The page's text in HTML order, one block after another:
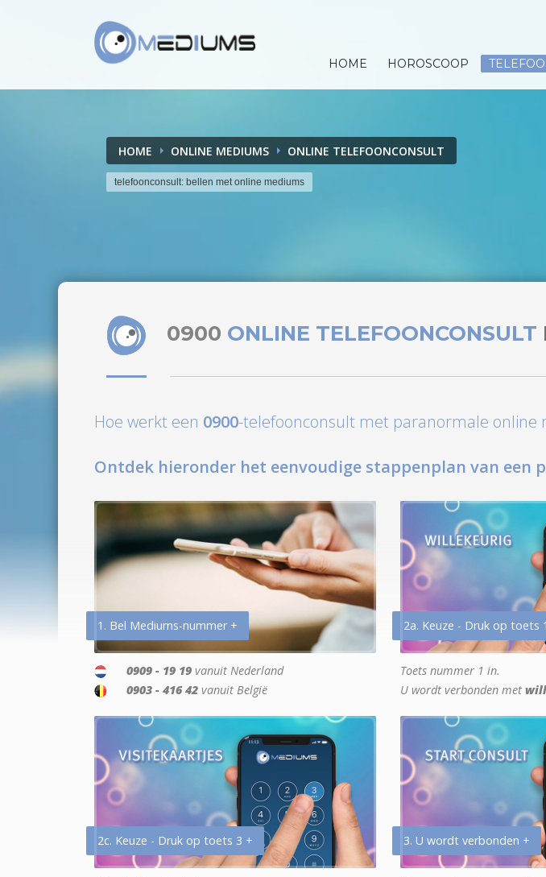
HOME HOROSCOOP
HOME ONLINE MEDIUMS ONLINE TELEFOONCONSULT
telefoonconsult: bellen met online mediums
0900 ONLINE TELEFOONCONSULT
Hoe werkt een 0900-telefoonconsult met paranormale online
Ontdek hieronder het eenvoudige stappenplan van een
1. Bel Mediums-nummer +
0909 - 19 19 vanuit Nederland
0903 - 416 42 vanuit België
2a. Keuze - Druk op toets
Toets nummer 1 in.
U wordt verbonden met
2c. Keuze - Druk op toets 3 + 3. U wordt verbonden +